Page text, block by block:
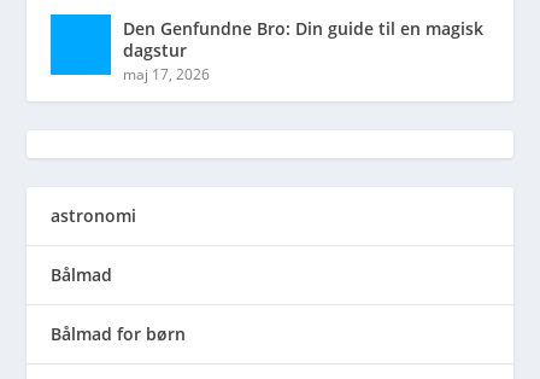
Den Genfundne Bro: Din guide til en magisk
dagstur
maj 17, 2026
astronomi
Bålmad
Bålmad for børn